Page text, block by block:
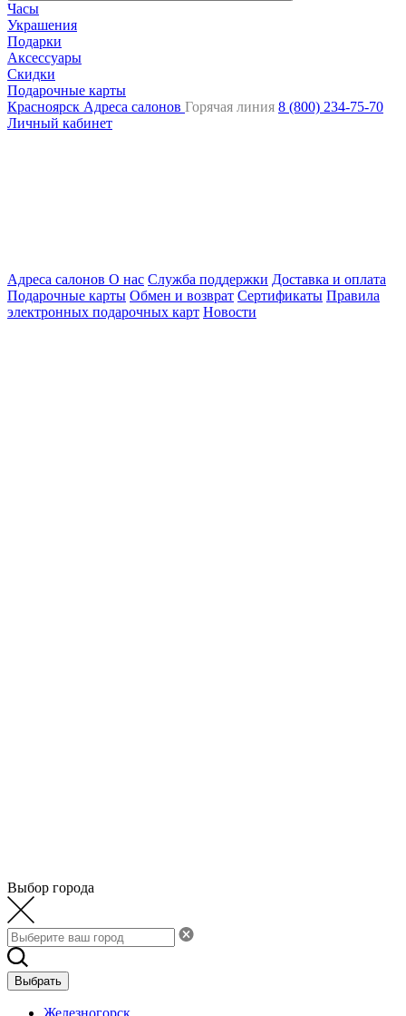
Часы
Украшения
Подарки
Аксессуары
Скидки
Подарочные карты
Красноярск Адреса салонов Горячая линия 8 (800) 234-75-70
Личный кабинет
Адреса салонов О нас Служба поддержки Доставка и оплата
Подарочные карты Обмен и возврат Сертификаты Правила
электронных подарочных карт Новости
Выбор города
Выбрать
Железногорск